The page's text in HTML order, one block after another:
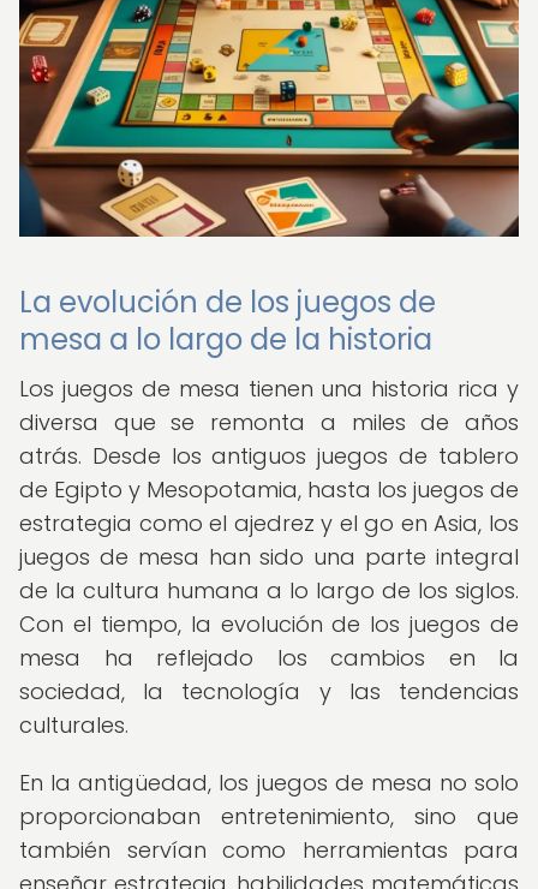
La evolución de los juegos de
mesa a lo largo de la historia
Los juegos de mesa tienen una historia rica y
diversa que se remonta a miles de años
atrás. Desde los antiguos juegos de tablero
de Egipto y Mesopotamia, hasta los juegos de
estrategia como el ajedrez y el go en Asia, los
juegos de mesa han sido una parte integral
de la cultura humana a lo largo de los siglos.
Con el tiempo, la evolución de los juegos de
mesa ha reflejado los cambios en la
sociedad, la tecnología y las tendencias
culturales.
En la antigüedad, los juegos de mesa no solo
proporcionaban entretenimiento, sino que
también servían como herramientas para